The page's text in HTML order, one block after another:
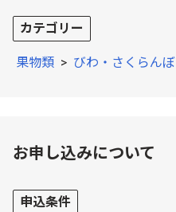
カテゴリー
果物類 > びわ・さくらんぼ
お申し込みについて
申込条件